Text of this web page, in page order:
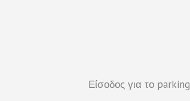
Είσοδος για το parking